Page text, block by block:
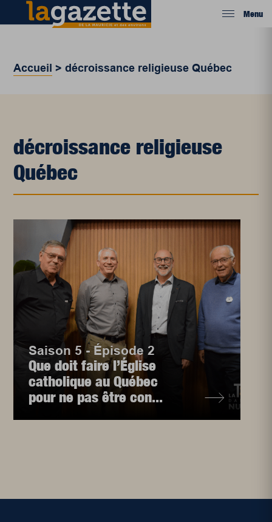
Menu
Accueil >décroissance religieuse Québec
décroissance religieuse
Québec
Saison 5 - Épisode 2
Que doit faire l’Église
catholique au Québec
pour ne pas être con...